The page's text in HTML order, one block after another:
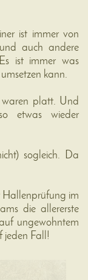
ist immer von
auch andere
ist immer was
kann.
waren platt. Und
etwas wieder
sogleich. Da
Hallenprüfung im
die allererste
ungewohntem
jeden Fall!